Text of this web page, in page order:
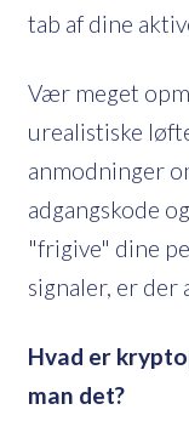
tab af dine
Vær meget
urealistiske
anmodninger
adgangskode
"frigive" dine
signaler, er der
Hvad er
man det?